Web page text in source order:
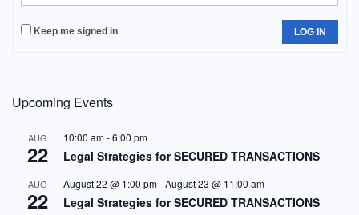
Keep me signed in LOG IN
Upcoming Events
AUG
22
10:00 am-6:00 pm
Legal Strategies for SECURED TRANSACTIONS
AUG
22
August 22 @ 1:00 pm-August 23 @ 11:00 am
Legal Strategies for SECURED TRANSACTIONS